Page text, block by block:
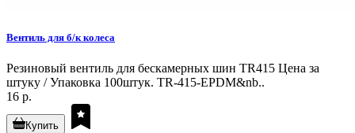
Вентиль для б/к колеса
Резиновый вентиль для бескамерных шин TR415 Цена за
штуку / Упаковка 100штук. TR-415-EPDM&nb..
16 р.
Купить